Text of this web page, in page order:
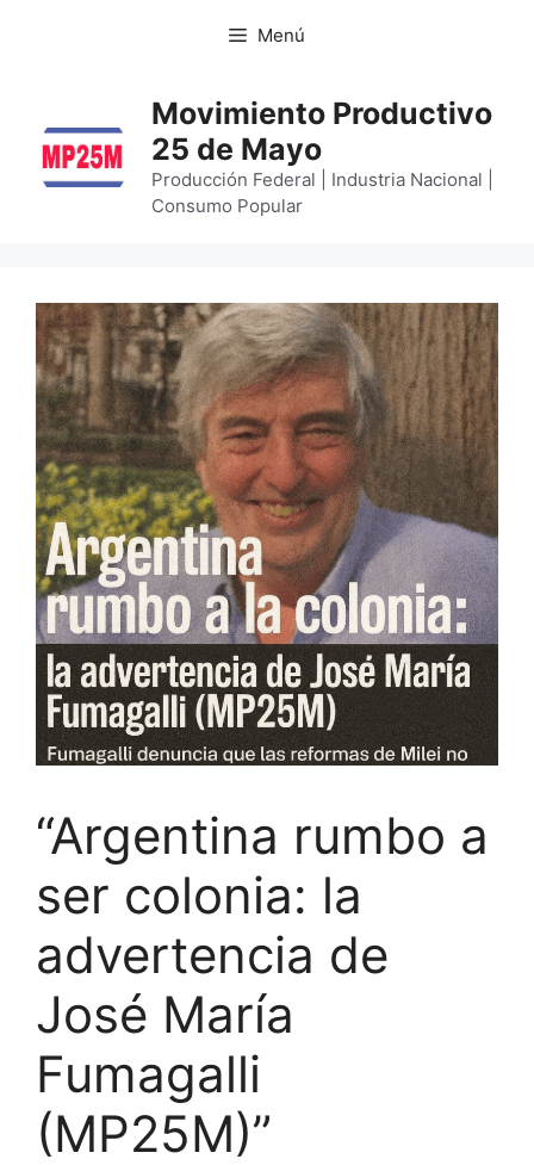
Menú
Movimiento Productivo
25 de Mayo
Producción Federal | Industria Nacional |
Consumo Popular
“Argentina rumbo a
ser colonia: la
advertencia de
José María
Fumagalli
(MP25M)”